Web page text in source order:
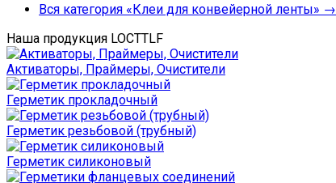
Вся категория «Клеи для конвейерной ленты» →
Наша продукция LOCTTLF
Активаторы, Праймеры, Очистители
Герметик прокладочный
Герметик резьбовой (трубный)
Герметик силиконовый